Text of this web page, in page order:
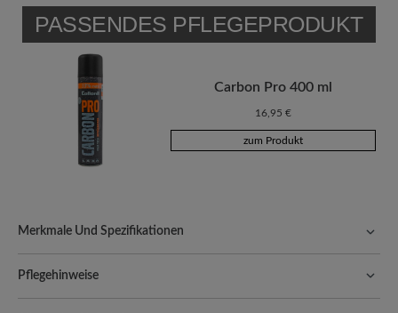
PASSENDES PFLEGEPRODUKT
Carbon Pro 400 ml
16,95 €
zum Produkt
Merkmale Und Spezifikationen
Natürlich geformte Schuhe, handgefertigt hergestellt.
Qualität, die man spürt:Geschmeidige, glatte Oberfläche, die
Pflegehinweise